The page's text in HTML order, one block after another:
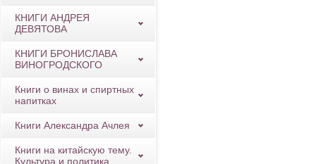
КНИГИ АНДРЕЯ
ДЕВЯТОВА
КНИГИ БРОНИСЛАВА
ВИНОГРОДСКОГО
Книги о винах и спиртных
напитках
Книги Александра Ачлея
Книги на китайскую тему.
Культура и политика.